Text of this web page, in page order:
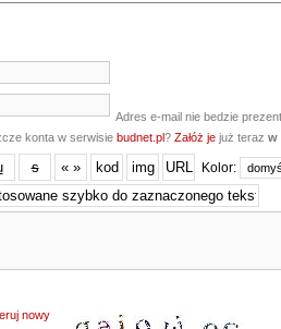
Adres e-mail nie bedzie
konta w serwisie budnet.pl? Załóż je już teraz w
Kolor:
nowy